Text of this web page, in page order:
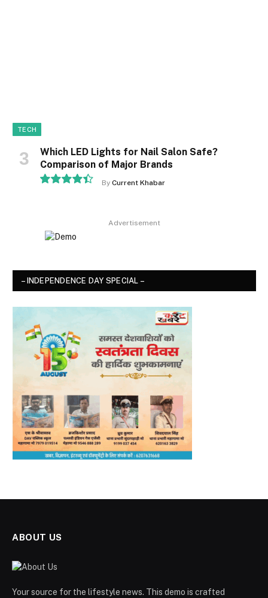
TECH
Which LED Lights for Nail Salon Safe?
Comparison of Major Brands
By Current Khabar
Advertisement
– INDEPENDENCE DAY SPECIAL –
ABOUT US
Your source for the lifestyle news. This demo is crafted